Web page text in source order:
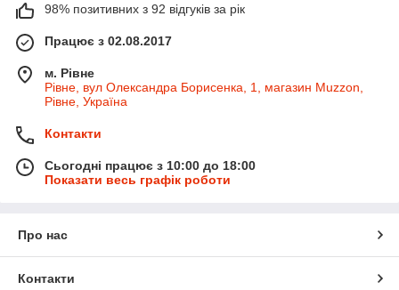
98% позитивних з 92 відгуків за рік
Працює з 02.08.2017
м. Рівне
Рівне, вул Олександра Борисенка, 1, магазин Muzzon,
Рівне, Україна
Контакти
Сьогодні працює з 10:00 до 18:00
Показати весь графік роботи
Про нас
Контакти